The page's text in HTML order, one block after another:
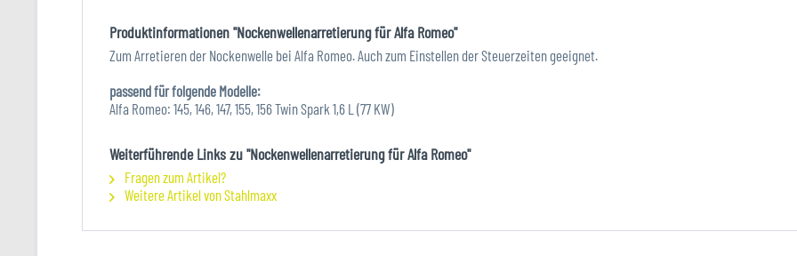
Produktinformationen "Nockenwellenarretierung für Alfa Romeo"
Zum Arretieren der Nockenwelle bei Alfa Romeo. Auch zum Einstellen der Steuerzeiten geeignet.
passend für folgende Modelle:
Alfa Romeo: 145, 146, 147, 155, 156 Twin Spark 1,6 L (77 KW)
Weiterführende Links zu "Nockenwellenarretierung für Alfa Romeo"
Fragen zum Artikel?
Weitere Artikel von Stahlmaxx